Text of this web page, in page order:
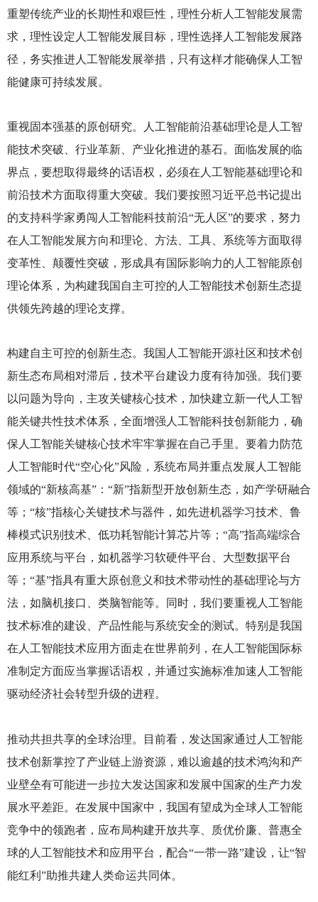
重塑传统产业的长期性和艰巨性，理性分析人工智能发展需
求，理性设定人工智能发展目标，理性选择人工智能发展路
径，务实推进人工智能发展举措，只有这样才能确保人工智
能健康可持续发展。
重视固本强基的原创研究。人工智能前沿基础理论是人工智
能技术突破、行业革新、产业化推进的基石。面临发展的临
界点，要想取得最终的话语权，必须在人工智能基础理论和
前沿技术方面取得重大突破。我们要按照习近平总书记提出
的支持科学家勇闯人工智能科技前沿“无人区”的要求，努力
在人工智能发展方向和理论、方法、工具、系统等方面取得
变革性、颠覆性突破，形成具有国际影响力的人工智能原创
理论体系，为构建我国自主可控的人工智能技术创新生态提
供领先跨越的理论支撑。
构建自主可控的创新生态。我国人工智能开源社区和技术创
新生态布局相对滞后，技术平台建设力度有待加强。我们要
以问题为导向，主攻关键核心技术，加快建立新一代人工智
能关键共性技术体系，全面增强人工智能科技创新能力，确
保人工智能关键核心技术牢牢掌握在自己手里。要着力防范
人工智能时代“空心化”风险，系统布局并重点发展人工智能
领域的“新核高基”：“新”指新型开放创新生态，如产学研融合
等；“核”指核心关键技术与器件，如先进机器学习技术、鲁
棒模式识别技术、低功耗智能计算芯片等；“高”指高端综合
应用系统与平台，如机器学习软硬件平台、大型数据平台
等；“基”指具有重大原创意义和技术带动性的基础理论与方
法，如脑机接口、类脑智能等。同时，我们要重视人工智能
技术标准的建设、产品性能与系统安全的测试。特别是我国
在人工智能技术应用方面走在世界前列，在人工智能国际标
准制定方面应当掌握话语权，并通过实施标准加速人工智能
驱动经济社会转型升级的进程。
推动共担共享的全球治理。目前看，发达国家通过人工智能
技术创新掌控了产业链上游资源，难以逾越的技术鸿沟和产
业壁垒有可能进一步拉大发达国家和发展中国家的生产力发
展水平差距。在发展中国家中，我国有望成为全球人工智能
竞争中的领跑者，应布局构建开放共享、质优价廉、普惠全
球的人工智能技术和应用平台，配合“一带一路”建设，让“智
能红利”助推共建人类命运共同体。